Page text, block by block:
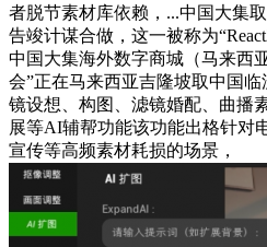
者脱节素材库依赖，...中国大集取
告竣计谋合做，这一被称为
中国大集海外数字商城（马来西
会”正在马来西亚吉隆坡取中国
镜设想、构图、滤镜婚配、曲播
展等AI辅帮功能该功能出格针对
宣传等高频素材耗损的场景，